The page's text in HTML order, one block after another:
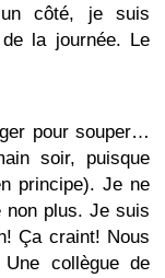
côté, je suis
la journée. Le
pour souper…
soir, puisque
principe). Je ne
non plus. Je suis
Ça craint! Nous
collègue de